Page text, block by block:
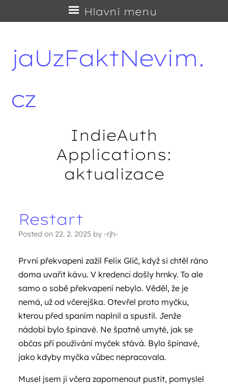
jaUzFaktNevim.
cz
Hlavní menu
na
IndieAuth
Applications:
aktualizace
Navigace příspěvků
Restart
Posted on 22. 2. 2025 by -rjh-
První překvapení zažil Felix Glič, když si chtěl ráno
doma uvařit kávu. V kredenci došly hrnky. To ale
samo o sobě překvapení nebylo. Věděl, že je
nemá, už od včerejška. Otevřel proto myčku,
kterou před spaním naplnil a spustil. Jenže
nádobí bylo špinavé. Ne špatně umyté, jak se
občas při používání myček stává. Bylo špinavé,
jako kdyby myčka vůbec nepracovala.
Musel jsem ji včera zapomenout pustit, pomyslel